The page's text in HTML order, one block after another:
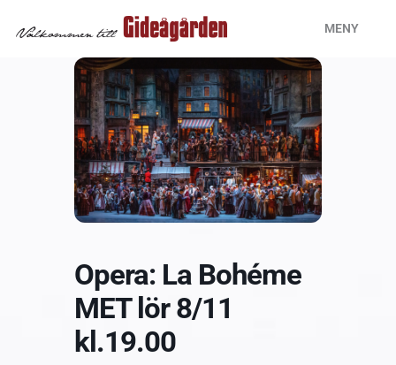
MENY
Opera: La Bohéme
MET lör 8/11
kl.19.00